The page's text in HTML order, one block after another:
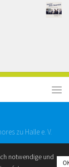
zu Halle e. V.
notwendige und